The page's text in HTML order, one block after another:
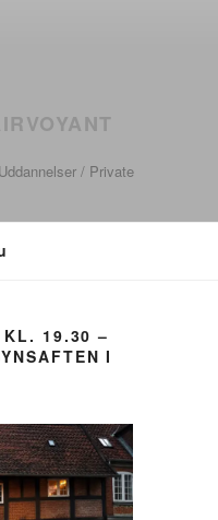
/ Private
KL. 19.30 –
I